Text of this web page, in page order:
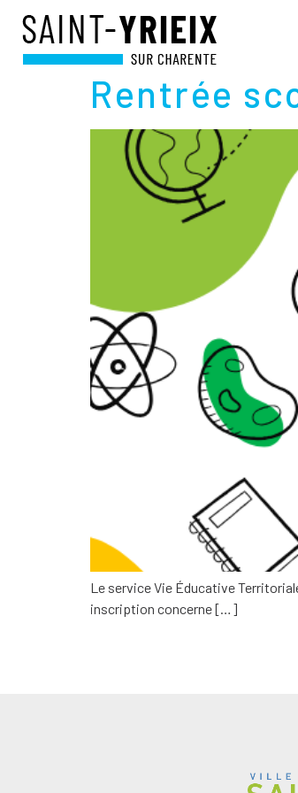
JOUR :
Rentrée
Le service Vie Éducative
inscription concerne […]